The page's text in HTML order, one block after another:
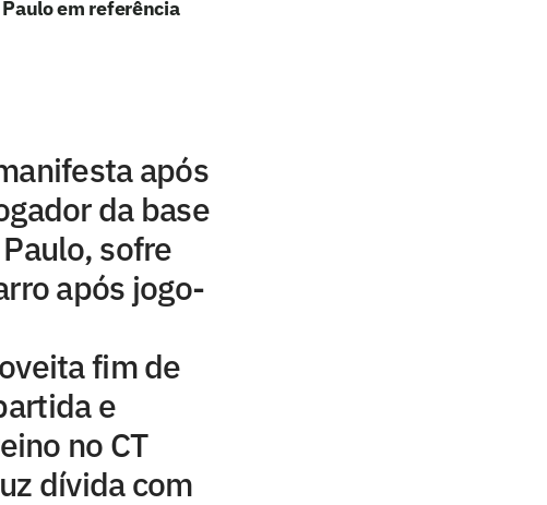
em referência
após
da base
sofre
após jogo-
fim de
e
no CT
dívida com